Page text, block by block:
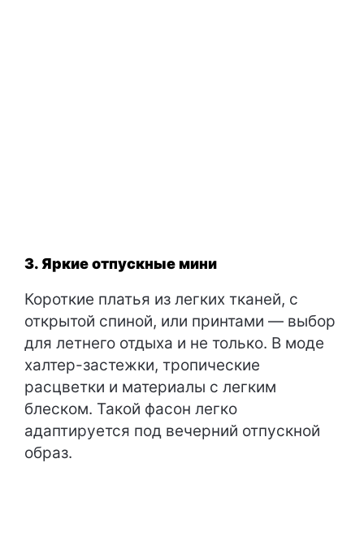
3. Яркие отпускные мини
Короткие платья из легких тканей, с
открытой спиной, или принтами — выбор
для летнего отдыха и не только. В моде
халтер-застежки, тропические
расцветки и материалы с легким
блеском. Такой фасон легко
адаптируется под вечерний отпускной
образ.